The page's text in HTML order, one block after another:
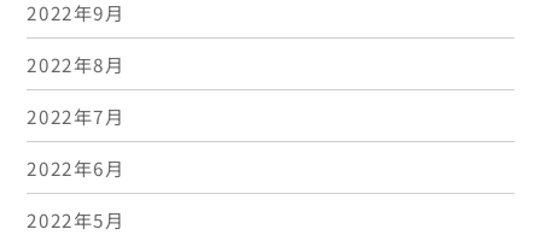
2022年9月
2022年8月
2022年7月
2022年6月
2022年5月